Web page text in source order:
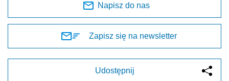
Napisz do nas
Zapisz się na newsletter
Udostępnij